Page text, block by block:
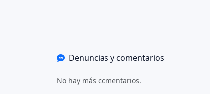
Denuncias y comentarios
No hay más comentarios.